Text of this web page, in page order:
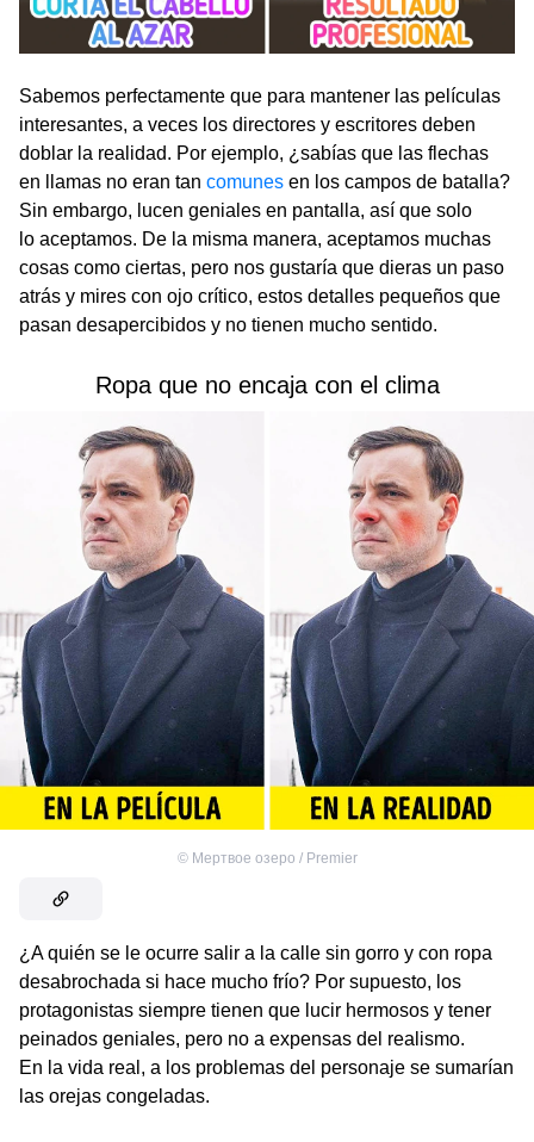
Sabemos perfectamente que para mantener las películas
interesantes, a veces los directores y escritores deben
doblar la realidad. Por ejemplo, ¿sabías que las flechas
en llamas no eran tan comunes en los campos de batalla?
Sin embargo, lucen geniales en pantalla, así que solo
lo aceptamos. De la misma manera, aceptamos muchas
cosas como ciertas, pero nos gustaría que dieras un paso
atrás y mires con ojo crítico, estos detalles pequeños que
pasan desapercibidos y no tienen mucho sentido.
Ropa que no encaja con el clima
© Мертвое озеро / Premier
¿A quién se le ocurre salir a la calle sin gorro y con ropa
desabrochada si hace mucho frío? Por supuesto, los
protagonistas siempre tienen que lucir hermosos y tener
peinados geniales, pero no a expensas del realismo.
En la vida real, a los problemas del personaje se sumarían
las orejas congeladas.